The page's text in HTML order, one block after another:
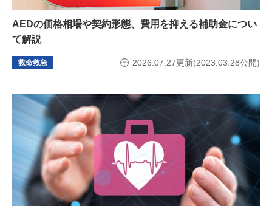
AEDの価格相場や契約形態、費用を抑える補助金につい
て解説
救命救急 2026.07.27更新(2023.03.28公開)